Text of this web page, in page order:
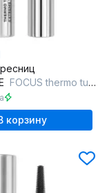
FOCUS thermo tubing extreme volume
корзину